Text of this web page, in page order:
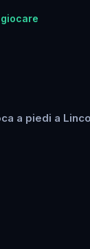
a piedi a